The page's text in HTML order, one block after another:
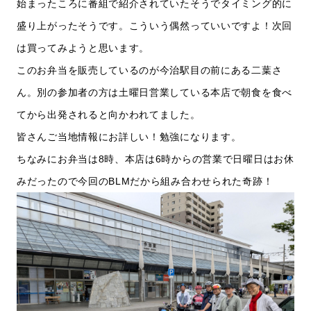
始まったころに番組で紹介されていたそうでタイミング的に
盛り上がったそうです。こういう偶然っていいですよ！次回
は買ってみようと思います。
このお弁当を販売しているのが今治駅目の前にある二葉さ
ん。別の参加者の方は土曜日営業している本店で朝食を食べ
てから出発されると向かわれてました。
皆さんご当地情報にお詳しい！勉強になります。
ちなみにお弁当は8時、本店は6時からの営業で日曜日はお休
みだったので今回のBLMだから組み合わせられた奇跡！